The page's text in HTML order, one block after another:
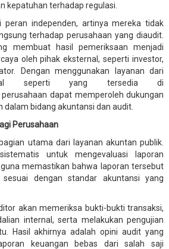
kepatuhan terhadap regulasi.
peran independen, artinya mereka tidak
terhadap perusahaan yang diaudit.
membuat hasil pemeriksaan menjadi
oleh pihak eksternal, seperti investor,
Dengan menggunakan layanan dari
seperti yang tersedia di
perusahaan dapat memperoleh dukungan
dalam bidang akuntansi dan audit.
Perusahaan
utama dari layanan akuntan publik.
untuk mengevaluasi laporan
memastikan bahwa laporan tersebut
dengan standar akuntansi yang
akan memeriksa bukti-bukti transaksi,
internal, serta melakukan pengujian
Hasil akhirnya adalah opini audit yang
keuangan bebas dari salah saji